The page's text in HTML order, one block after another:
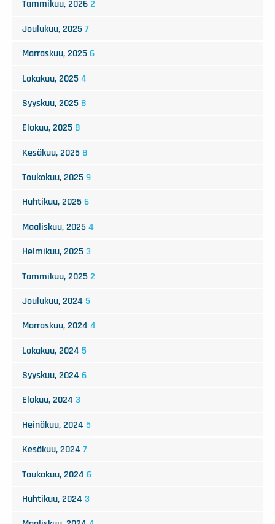
Tammikuu, 2026 2
Joulukuu, 2025 7
Marraskuu, 2025 6
Lokakuu, 2025 4
Syyskuu, 2025 8
Elokuu, 2025 8
Kesäkuu, 2025 8
Toukokuu, 2025 9
Huhtikuu, 2025 6
Maaliskuu, 2025 4
Helmikuu, 2025 3
Tammikuu, 2025 2
Joulukuu, 2024 5
Marraskuu, 2024 4
Lokakuu, 2024 5
Syyskuu, 2024 6
Elokuu, 2024 3
Heinäkuu, 2024 5
Kesäkuu, 2024 7
Toukokuu, 2024 6
Huhtikuu, 2024 3